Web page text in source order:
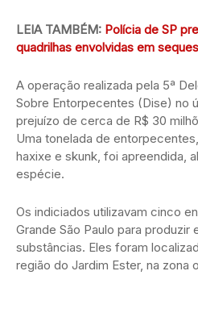
LEIA TAMBÉM: Polícia de SP
quadrilhas envolvidas em
A operação realizada pela 5ª
Sobre Entorpecentes (Dise) no
prejuízo de cerca de R$ 30
Uma tonelada de
haxixe e skunk, foi apreendida,
espécie.
Os indiciados utilizavam cinco
Grande São Paulo para produzir
substâncias. Eles foram
região do Jardim Ester, na zona